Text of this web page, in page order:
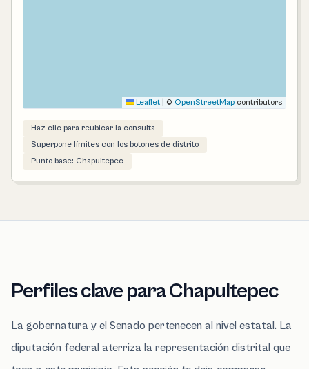
Leaflet © OpenStreetMap contributors
Haz clic para reubicar la consulta
Superpone límites con los botones de distrito
Punto base: Chapultepec
Perfiles clave para Chapultepec
La gobernatura y el Senado pertenecen al nivel estatal. La
diputación federal aterriza la representación distrital que